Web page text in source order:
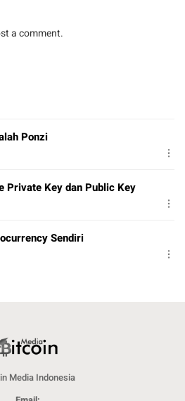
a comment.
Ponzi
Private Key dan Public Key
Sendiri
Media Indonesia